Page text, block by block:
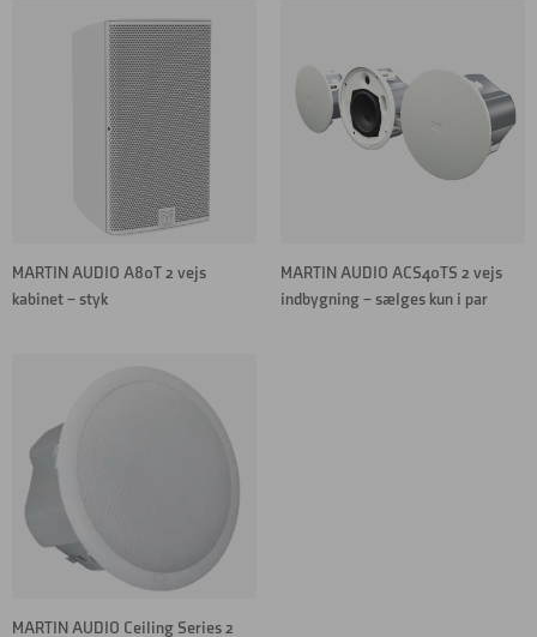
MARTIN AUDIO A80T 2 vejs
kabinet – styk
MARTIN AUDIO ACS40TS 2 vejs
indbygning – sælges kun i par
MARTIN AUDIO Ceiling Series 2